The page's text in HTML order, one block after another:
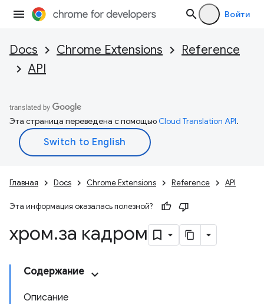
Войти
Docs Chrome Extensions
Reference
API
Эта страница переведена с помощьюCloud Translation API.
Главная Docs Chrome Extensions Reference API
Эта информация оказалась полезной?
хром.за кадром
Содержание
Описание